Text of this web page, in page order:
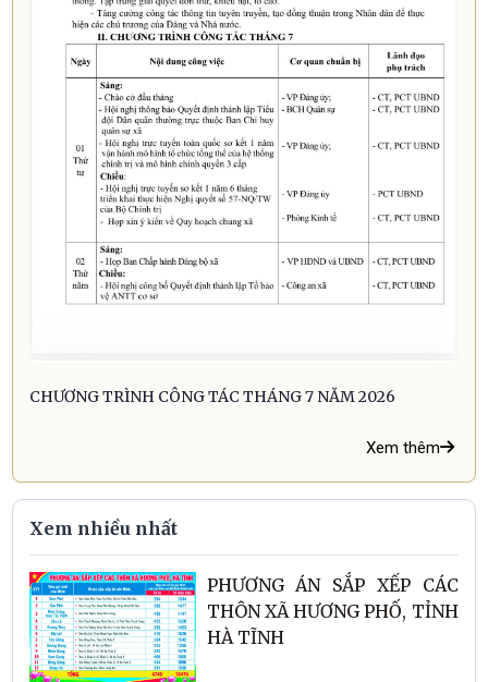
CHƯƠNG TRÌNH CÔNG TÁC THÁNG 7 NĂM 2026
Xem thêm
Xem nhiều nhất
PHƯƠNG ÁN SẮP XẾP CÁC
THÔN XÃ HƯƠNG PHỐ, TỈNH
HÀ TĨNH